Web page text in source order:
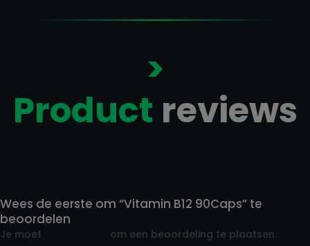
>
Product reviews
Wees de eerste om “Vitamin B12 90Caps” te
beoordelen
Je moet om een beoordeling te plaatsen.